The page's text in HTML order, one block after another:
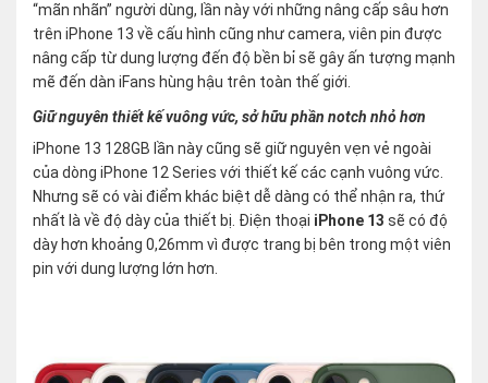
“mãn nhãn” người dùng, lần này với những nâng cấp sâu hơn
trên iPhone 13 về cấu hình cũng như camera, viên pin được
nâng cấp từ dung lượng đến độ bền bỉ sẽ gây ấn tượng mạnh
mẽ đến dàn iFans hùng hậu trên toàn thế giới.
Giữ nguyên thiết kế vuông vức, sở hữu phần notch nhỏ hơn
iPhone 13 128GB lần này cũng sẽ giữ nguyên vẹn vẻ ngoài
của dòng iPhone 12 Series với thiết kế các cạnh vuông vức.
Nhưng sẽ có vài điểm khác biệt dễ dàng có thể nhận ra, thứ
nhất là về độ dày của thiết bị. Điện thoại iPhone 13 sẽ có độ
dày hơn khoảng 0,26mm vì được trang bị bên trong một viên
pin với dung lượng lớn hơn.